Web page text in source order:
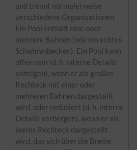
und trennt normalerweise
verschiedene Organisationen.
Ein Pool enthält eine oder
mehrere Bahnen (wie ein echtes
Schwimmbecken). Ein Pool kann
offen sein (d. h. interne Details
anzeigen), wenn er als großes
Rechteck mit einer oder
mehreren Bahnen dargestellt
wird, oder reduziert (d. h. interne
Details verbergen), wenn er als
leeres Rechteck dargestellt
wird, das sich über die Breite